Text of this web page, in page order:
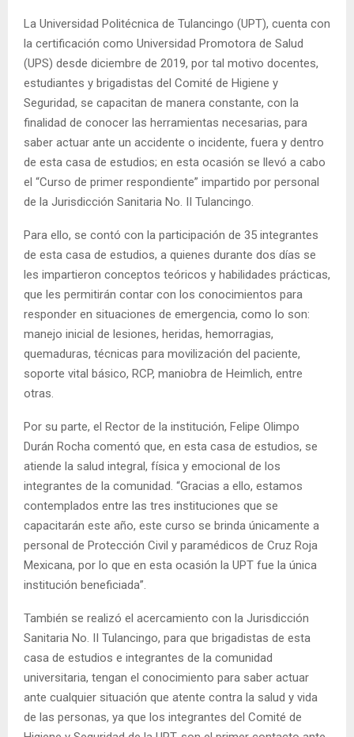
La Universidad Politécnica de Tulancingo (UPT), cuenta con
la certificación como Universidad Promotora de Salud
(UPS) desde diciembre de 2019, por tal motivo docentes,
estudiantes y brigadistas del Comité de Higiene y
Seguridad, se capacitan de manera constante, con la
finalidad de conocer las herramientas necesarias, para
saber actuar ante un accidente o incidente, fuera y dentro
de esta casa de estudios; en esta ocasión se llevó a cabo
el “Curso de primer respondiente” impartido por personal
de la Jurisdicción Sanitaria No. II Tulancingo.
Para ello, se contó con la participación de 35 integrantes
de esta casa de estudios, a quienes durante dos días se
les impartieron conceptos teóricos y habilidades prácticas,
que les permitirán contar con los conocimientos para
responder en situaciones de emergencia, como lo son:
manejo inicial de lesiones, heridas, hemorragias,
quemaduras, técnicas para movilización del paciente,
soporte vital básico, RCP, maniobra de Heimlich, entre
otras.
Por su parte, el Rector de la institución, Felipe Olimpo
Durán Rocha comentó que, en esta casa de estudios, se
atiende la salud integral, física y emocional de los
integrantes de la comunidad. “Gracias a ello, estamos
contemplados entre las tres instituciones que se
capacitarán este año, este curso se brinda únicamente a
personal de Protección Civil y paramédicos de Cruz Roja
Mexicana, por lo que en esta ocasión la UPT fue la única
institución beneficiada”.
También se realizó el acercamiento con la Jurisdicción
Sanitaria No. II Tulancingo, para que brigadistas de esta
casa de estudios e integrantes de la comunidad
universitaria, tengan el conocimiento para saber actuar
ante cualquier situación que atente contra la salud y vida
de las personas, ya que los integrantes del Comité de